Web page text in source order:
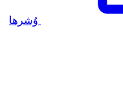
وُشرها